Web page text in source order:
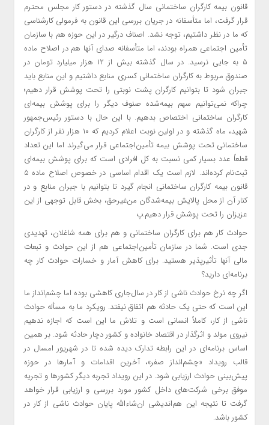
قانون بیمه کارگران ساختمانی سال گذشته در دستور کار مجلس محترم
قرار گرفت، اما متأسفانه در جریان بررسی این قانون به فرمولی کارشناسی
که ما در نظر داشتیم، توجه نشد. اصناف درگیر در این حوزه هم با سازمان
تأمین ‌اجتماعی همراه بودند، اما متأسفانه صدای آنها هم در اصلاح ماده
۵ به جایی نرسید. در سال گذشته بیش از ۱۲ هزار میلیارد تومان در
صندوق مربوط به کارگران ساختمانی کسری منابع داشتیم و این منابع باید
جبران شود تا بتوانیم کارگران پشت نوبتی را تحت پوشش قرار دهیم؛
چراکه نمی‌توانیم سهم بیمه‌شده صنوف دیگر را برای پوشش بیمه‌ای
کارگران ساختمانی اختصاص بدهیم. با این حال با دستور رئیس‌جمهور
شهید، ماه گذشته و در اولین نوبت اعلام کردیم که ۱۰ هزار نفر از کارگران
ساختمانی تحت پوشش بیمه تأمین‌اجتماعی قرار می‌گیرند اما این تعداد
قطعاً عدد بسیار کمی نسبت به کل افرادی است که برای پوشش بیمه‌ای
ثبت‌نام کرده‌اند. لازم است یک اقدام اساسی در خصوص اصلاح ماده ۵
قانون بیمه کارگران ساختمانی انجام گیرد تا بتوانیم با جبران منابع و در
کنار آن از محل پالایش بیمه‌شدگان من‌غیرحق، بخش قابل توجهی از این
عزیزان را تحت پوشش قرار دهیم.پ
حوادث کار هم برای کارگران ساختمانی و هم برای همه شاغلان، تهدیدی
جدی است. شما در سازمان تأمین‌اجتماعی هم از این حوادث و تبعات
مالی آنها تأثیرپذیر هستید. برای کاهش آمار و خسارات حوادث کار چه
برنامه‌ای دارید؟
اگر چه نرخ حوادث ناشی از کار در سال‌جاری کاهشی بوده اما چشم‌انداز ما
این است که حتی یک حادثه هم اتفاق نیفتد. رویکرد ما به مسأله حوادث
ناشی از کار، کاملاً انسانی است و تلاش ما این است که اجازه ندهیم
نیروی مولد و اثرگذار در اقتصاد خانواده و کشور دچار حادثه شود. بر همین
اساس برنامه‌ای در این رابطه تدارک دیده شده تا در شهریور امسال در
قالب رویداد «چشم‌انداز صفر»، آخرین اقدامات و آمارها در حوزه
پیش‌بینی حوادث ارزیابی شود. در این رویداد تجربه دیگر کشورها و تجریه
موفق برخی شرکت‌های داخل کشور مورد بررسی و ارزیابی قرار خواهد
گرفت تا نتیجه این هم‌اندیشی ان‌شاءالله پایان حوادث ناشی از کار در
کشور باشد.